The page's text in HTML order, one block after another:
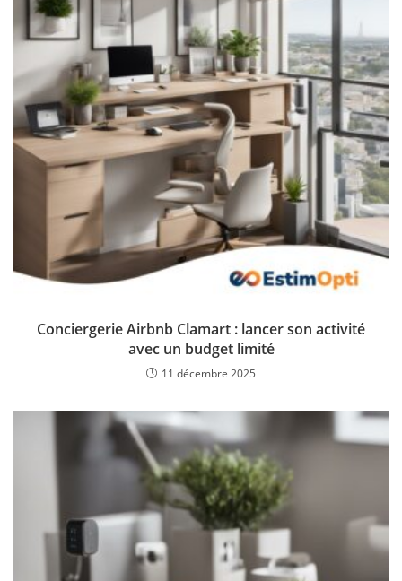
Conciergerie Airbnb Clamart : lancer son activité
avec un budget limité
11 décembre 2025